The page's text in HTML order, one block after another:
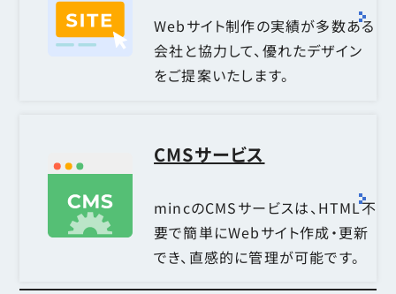
Webサイト制作の実績が多数ある
会社と協力して、優れたデザイン
をご提案いたします。
CMSサービス
mincのCMSサービスは、HTML不
要で簡単にWebサイト作成・更新
でき、直感的に管理が可能です。